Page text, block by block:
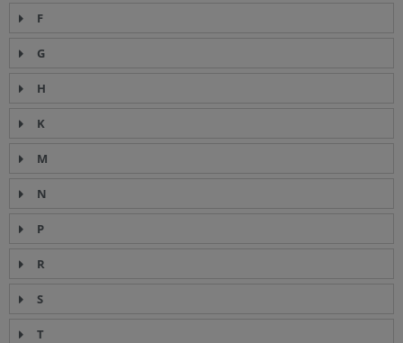
F
G
H
K
M
N
P
R
S
T